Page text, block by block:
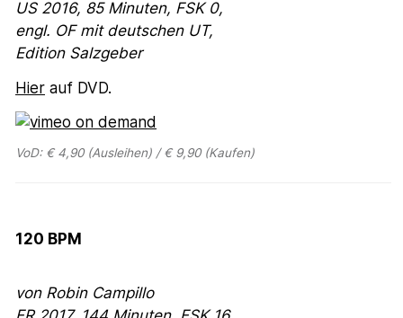
US2016, 85 Minuten, FSK 0,
engl. OF mit deutschen UT,
Edition Salzgeber
Hier auf DVD.
VoD: € 4,90 (Ausleihen) / € 9,90 (Kaufen)
120 BPM
von Robin Campillo